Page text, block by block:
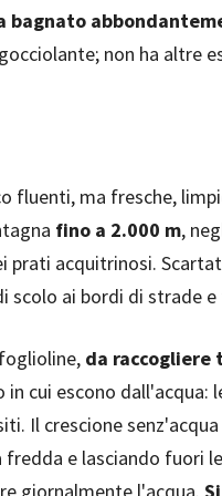
bagnato
non ha altre
fluenti, ma fresche,
fino a 2.000 m,
prati acquitrinosi.
scolo ai bordi di strade
da raccogliere
cui escono dall'acqua:
Il crescione
e lasciando fuori